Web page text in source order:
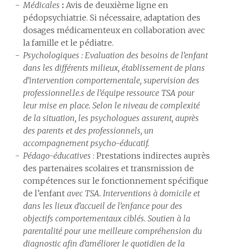
Médicales : Avis de deuxième ligne en
pédopsychiatrie. Si nécessaire, adaptation des
dosages médicamenteux en collaboration avec
la famille et le pédiatre.
Psychologiques : Evaluation des besoins de l’enfant
dans les différents milieux, établissement de plans
d’intervention comportementale, supervision des
professionnel.le.s de l’équipe ressource TSA pour
leur mise en place. Selon le niveau de complexité
de la situation, les psychologues assurent, auprès
des parents et des professionnels, un
accompagnement psycho-éducatif.
Pédago-éducatives : Prestations indirectes auprès
des partenaires scolaires et transmission de
compétences sur le fonctionnement spécifique
de l’enfant avec TSA. Interventions à domicile et
dans les lieux d’accueil de l’enfance pour des
objectifs comportementaux ciblés. Soutien à la
parentalité pour une meilleure compréhension du
diagnostic afin d’améliorer le quotidien de la